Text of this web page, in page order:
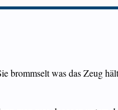
was das Zeug